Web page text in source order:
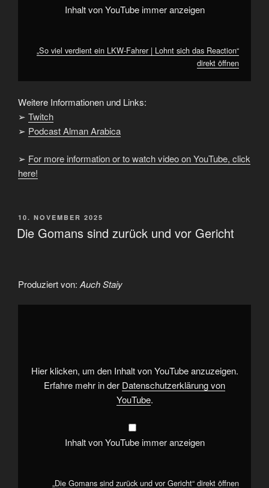
Inhalt von YouTube immer anzeigen
„So viel verdient ein LKW-Fahrer | Lohnt sich das Reaction“
direkt öffnen
Weitere Informationen und Links:
➢ Twitch
➢ Podcast Alman Arabica
➢ For more information or to watch video on YouTube, click
here!
VERÖFFENTLICHT
AM
10. NOVEMBER 2025
Die Gomans sind zurück und vor Gericht
Produziert von: Auch Staiy
„Die
von
YouTube
anzeigen
Hier klicken, um den Inhalt von YouTube anzuzeigen.
Erfahre mehr in der Datenschutzerklärung von
YouTube.
Inhalt von YouTube immer anzeigen
„Die Gomans sind zurück und vor Gericht“ direkt öffnen